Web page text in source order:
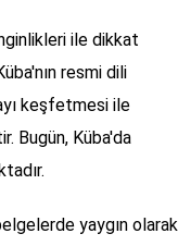
ile dikkat
resmi dili
keşfetmesi ile
Bugün, Küba'da
yaygın olarak